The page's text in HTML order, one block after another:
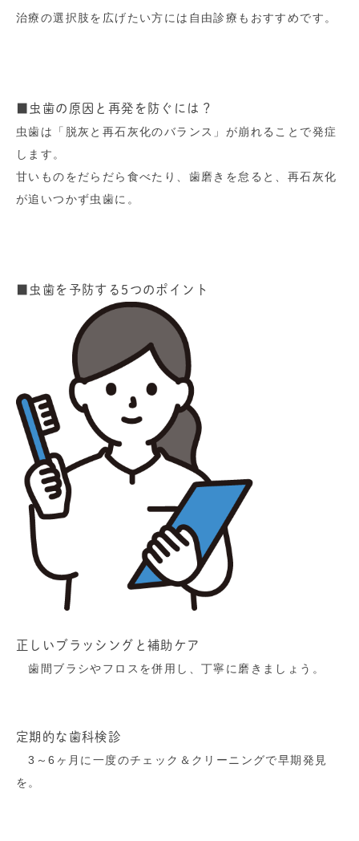
治療の選択肢を広げたい方には自由診療もおすすめです。
■虫歯の原因と再発を防ぐには？
虫歯は「脱灰と再石灰化のバランス」が崩れることで発症
します。
甘いものをだらだら食べたり、歯磨きを怠ると、再石灰化
が追いつかず虫歯に。
■虫歯を予防する5つのポイント
正しいブラッシングと補助ケア
歯間ブラシやフロスを併用し、丁寧に磨きましょう。
定期的な歯科検診
3～6ヶ月に一度のチェック＆クリーニングで早期発見
を。